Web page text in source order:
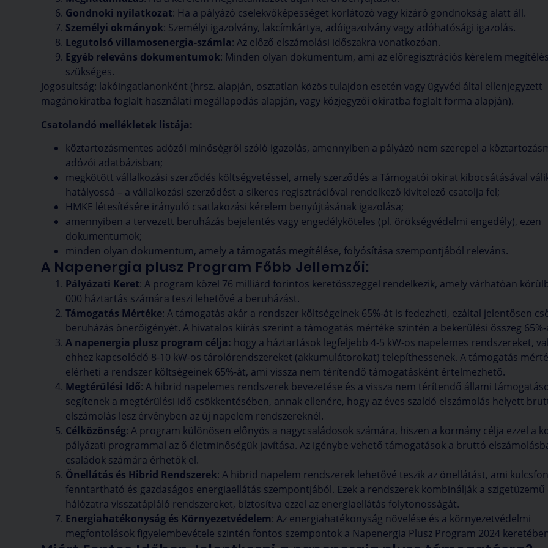
Gondnoki nyilatkozat: Ha a pályázó cselekvőképességet korlátozó vagy kizáró gondnokság alatt áll.
Személyi okmányok: Személyi igazolvány, lakcímkártya, adóigazolvány vagy adóhatósági igazolás.
Legutolsó villamosenergia-számla: Az előző elszámolási időszakra vonatkozóan.
Egyéb releváns dokumentumok: Minden olyan dokumentum, ami az előregisztrációs kérelem
szükséges.
Jogosultság: lakóingatlanonként (hrsz. alapján, osztatlan közös tulajdon esetén vagy ügyvéd által ellenjegyzett
magánokiratba foglalt használati megállapodás alapján, vagy közjegyzői okiratba foglalt forma alapján).
Csatolandó mellékletek listája:
köztartozásmentes adózói minőségről szóló igazolás, amennyiben a pályázó nem szerepel a
adózói adatbázisban;
megkötött vállalkozási szerződés költségvetéssel, amely szerződés a Támogatói okirat kibocsátásával
hatályossá – a vállalkozási szerződést a sikeres regisztrációval rendelkező kivitelező csatolja fel;
HMKE létesítésére irányuló csatlakozási kérelem benyújtásának igazolása;
amennyiben a tervezett beruházás bejelentés vagy engedélyköteles (pl. örökségvédelmi engedély), ezen
dokumentumok;
minden olyan dokumentum, amely a támogatás megítélése, folyósítása szempontjából releváns.
A Napenergia plusz Program Főbb Jellemzői:
Pályázati Keret: A program közel 76 milliárd forintos keretösszeggel rendelkezik, amely várhatóan
000 háztartás számára teszi lehetővé a beruházást​​.
Támogatás Mértéke: A támogatás akár a rendszer költségeinek 65%-át is fedezheti, ezáltal jelentősen
beruházás önerőigényét​​. A hivatalos kiírás szerint a támogatás mértéke szintén a bekerülési összeg 65%-
A napenergia plusz program célja: hogy a háztartások legfeljebb 4-5 kW-os napelemes rendszereket,
ehhez kapcsolódó 8-10 kW-os tárolórendszereket (akkumulátorokat) telepíthessenek​​. A támogatás
elérheti a rendszer költségeinek 65%-át, ami vissza nem térítendő támogatásként értelmezhető​​.
Megtérülési Idő: A hibrid napelemes rendszerek bevezetése és a vissza nem térítendő állami
segítenek a megtérülési idő csökkentésében, annak ellenére, hogy az éves szaldó elszámolás helyett
elszámolás lesz érvényben az új napelem rendszereknél​​.
Célközönség: A program különösen előnyös a nagycsaládosok számára, hiszen a kormány célja ezzel a
pályázati programmal az ő életminőségük javítása​​. Az igénybe vehető támogatások a bruttó
családok számára érhetők el​​.
Önellátás és Hibrid Rendszerek: A hibrid napelem rendszerek lehetővé teszik az önellátást, ami
fenntartható és gazdaságos energiaellátás szempontjából. Ezek a rendszerek kombinálják a szigetüzemű
hálózatra visszatápláló rendszereket, biztosítva ezzel az energiaellátás folytonosságát​​.
Energiahatékonyság és Környezetvédelem: Az energiahatékonyság növelése és a környezetvédelmi
megfontolások figyelembevétele szintén fontos szempontok a Napenergia Plusz Program 2024